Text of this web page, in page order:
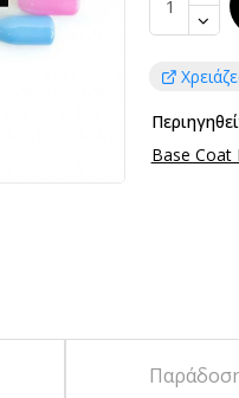
Base Coat